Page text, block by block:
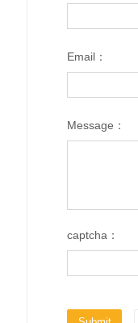
Email：
Message：
captcha：